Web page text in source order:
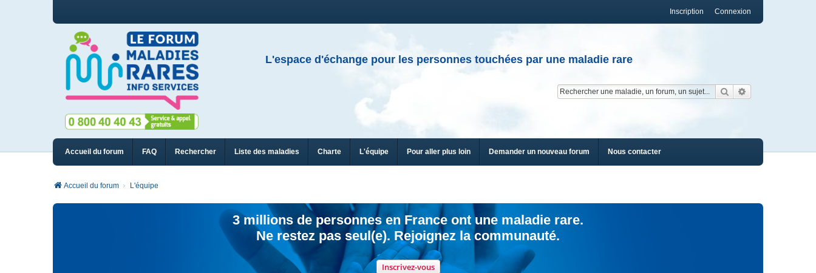
Connexion
Inscription
L'espace d'échange pour les personnes touchées par une maladie rare
Rechercher
Accueil du forum FAQ Rechercher Liste des maladies Charte L'équipe Pour aller plus loin Demander un nouveau forum Nous contacter
Accueil du forum L'équipe
3 millions de personnes en France ont une maladie rare.
Ne restez pas seul(e). Rejoignez la communauté.
Inscrivez-vous